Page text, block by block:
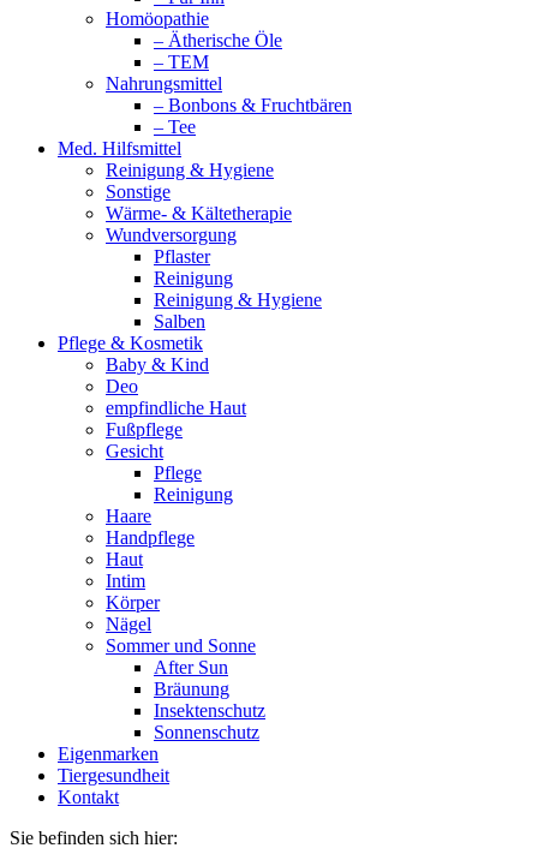
Homöopathie
– Ätherische Öle
– TEM
Nahrungsmittel
– Bonbons & Fruchtbären
– Tee
Med. Hilfsmittel
Reinigung & Hygiene
Sonstige
Wärme- & Kältetherapie
Wundversorgung
Pflaster
Reinigung
Reinigung & Hygiene
Salben
Pflege & Kosmetik
Baby & Kind
Deo
empfindliche Haut
Fußpflege
Gesicht
Pflege
Reinigung
Haare
Handpflege
Haut
Intim
Körper
Nägel
Sommer und Sonne
After Sun
Bräunung
Insektenschutz
Sonnenschutz
Eigenmarken
Tiergesundheit
Kontakt
Sie befinden sich hier: